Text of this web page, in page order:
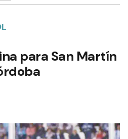
para San Martín